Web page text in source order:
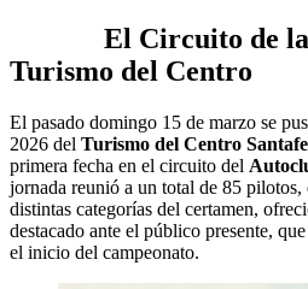
El Circuito de la
Turismo del Centro
El pasado domingo 15 de marzo se
2026 del Turismo del Centro
primera fecha en el circuito del
jornada reunió a un total de 85 pilotos,
distintas categorías del certamen,
destacado ante el público presente,
el inicio del campeonato.